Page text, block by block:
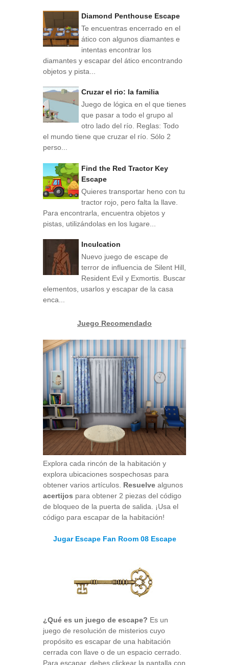
Diamond Penthouse Escape
Te encuentras encerrado en el
ático con algunos diamantes e
intentas encontrar los
diamantes y escapar del ático encontrando
objetos y pista...
Cruzar el rio: la familia
Juego de lógica en el que tienes
que pasar a todo el grupo al
otro lado del río. Reglas: Todo
el mundo tiene que cruzar el río. Sólo 2
perso...
Find the Red Tractor Key
Escape
Quieres transportar heno con tu
tractor rojo, pero falta la llave.
Para encontrarla, encuentra objetos y
pistas, utilizándolas en los lugare...
Inculcation
Nuevo juego de escape de
terror de influencia de Silent Hill,
Resident Evil y Exmortis. Buscar
elementos, usarlos y escapar de la casa
enca...
Juego Recomendado
Explora cada rincón de la habitación y
explora ubicaciones sospechosas para
obtener varios artículos. Resuelve algunos
acertijos para obtener 2 piezas del código
de bloqueo de la puerta de salida. ¡Usa el
código para escapar de la habitación!
Jugar Escape Fan Room 08 Escape
¿Qué es un juego de escape? Es un
juego de resolución de misterios cuyo
propósito es escapar de una habitación
cerrada con llave o de un espacio cerrado.
Para escapar, debes clickear la pantalla con